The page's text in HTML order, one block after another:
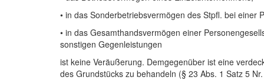
• in das Sonderbetriebsvermögen des Stpfl. bei einer
• in das Gesamthandsvermögen einer
sonstigen Gegenleistungen
ist keine Veräußerung. Demgegenüber ist eine
des Grundstücks zu behandeln (§ 23 Abs. 1 Satz 5